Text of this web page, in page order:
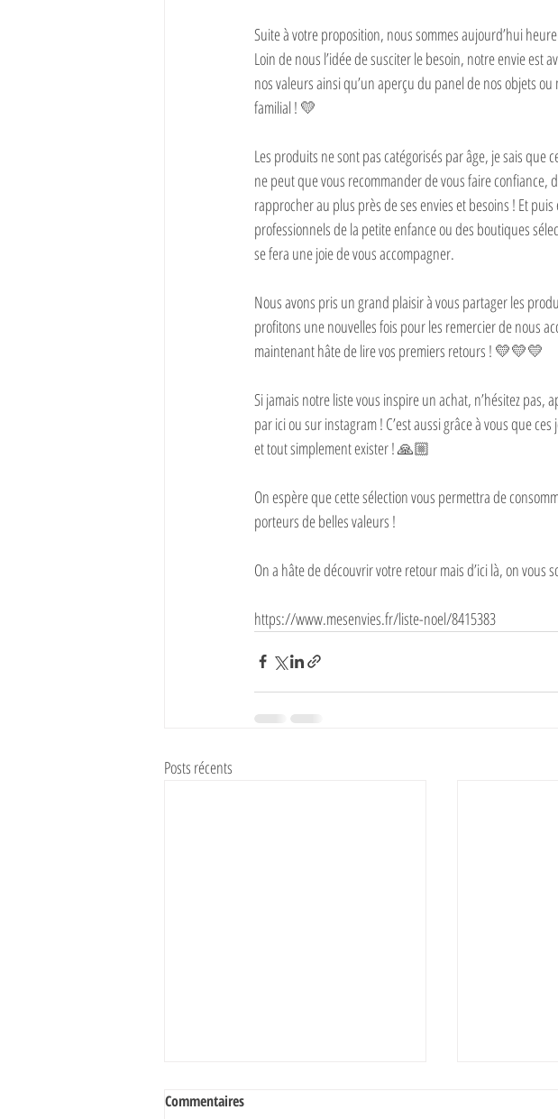
Suite à votre proposition, nous sommes aujourd’hui
Loin de nous l’idée de susciter le besoin, notre envie
nos valeurs⁣ ainsi qu’un aperçu du panel de nos objets
familial ! 💛⁣
Les produits ne sont pas catégorisés par âge, je sais
ne peut⁣ que vous recommander de vous faire
rapprocher au plus⁣ près de ses envies et besoins ! Et
professionnels de la petite enfance ou des boutiques
se fera une joie de vous accompagner.⁣
Nous avons pris un grand plaisir à vous partager les
profitons⁣ une nouvelles fois pour les remercier de nous
maintenant hâte de lire vos premiers retours ! 💛💛💛⁣
Si jamais notre liste vous inspire un achat, n’hésitez
par ici ou sur instagram ! C’est aussi grâce à vous que
et⁣ tout simplement exister ! 🙏🏼⁣
On espère que cette sélection vous permettra de
porteurs de belles valeurs !⁣
On a hâte de découvrir votre retour mais d’ici là, on vous
https://www.mesenvies.fr/liste-noel/8415383
Posts récents
Commentaires